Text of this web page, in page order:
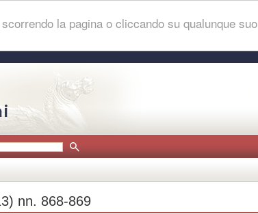
la pagina o cliccando su qualunque suo
nn. 868-869